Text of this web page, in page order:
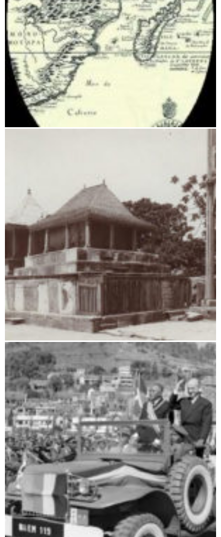
Monarchien, Königreiche und Dynastien auf Madagaskar